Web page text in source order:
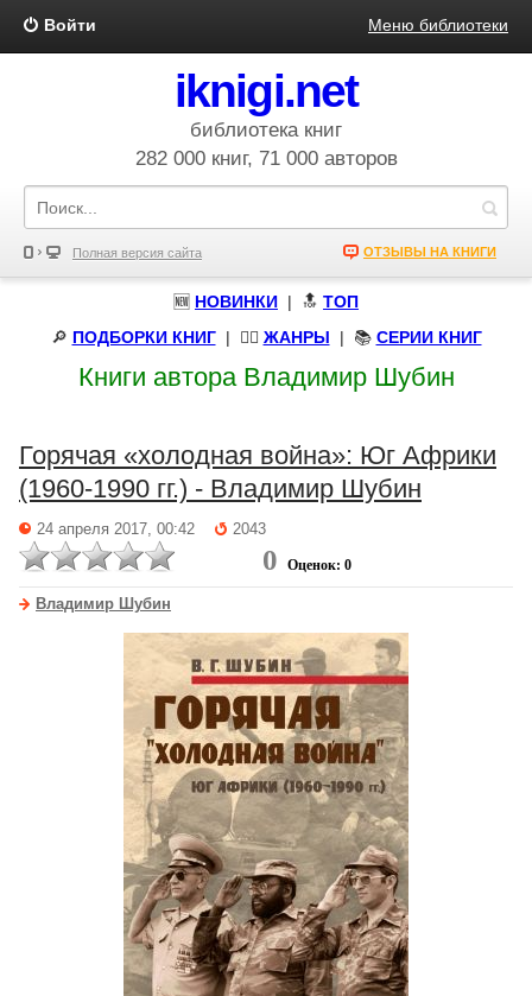
Войти Меню библиотеки
iknigi.net
библиотека книг
282 000 книг, 71 000 авторов
Полная версия сайта ОТЗЫВЫ НА КНИГИ
🆕 НОВИНКИ | 🔝 ТОП
🔎 ПОДБОРКИ КНИГ| 🧝‍♀️ ЖАНРЫ | 📚 СЕРИИ КНИГ
Книги автора Владимир Шубин
Горячая «холодная война»: Юг Африки
(1960-1990 гг.) - Владимир Шубин
24 апреля 2017, 00:42 2043
0 Оценок: 0
Владимир Шубин